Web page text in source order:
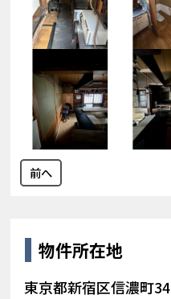
前へ
物件所在地
東京都新宿区信濃町34